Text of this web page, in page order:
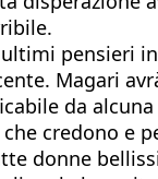
pensieri
Magari
da
credono e
donne